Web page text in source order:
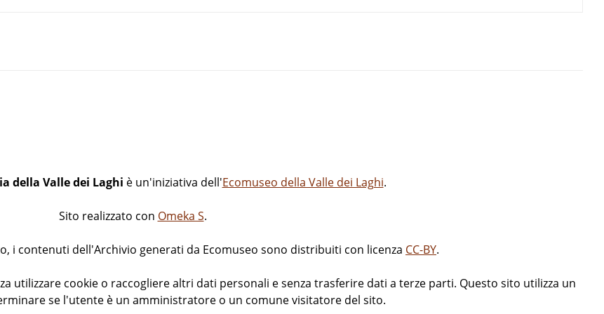
della Valle dei Laghi è un'iniziativa dell'Ecomuseo della Valle dei Laghi.
Sito realizzato con Omeka S.
i contenuti dell'Archivio generati da Ecomuseo sono distribuiti con licenza CC-BY.
utilizzare cookie o raccogliere altri dati personali e senza trasferire dati a terze parti. Questo sito utilizza un
se l'utente è un amministratore o un comune visitatore del sito.